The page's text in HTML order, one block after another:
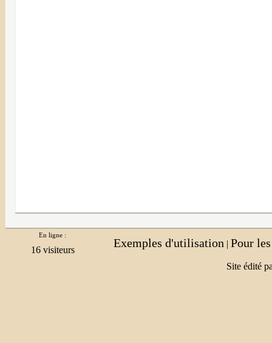
En ligne :
Exemples d'utilisation | Pour
Site édité